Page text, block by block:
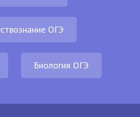
ОГЭ
Биология ОГЭ